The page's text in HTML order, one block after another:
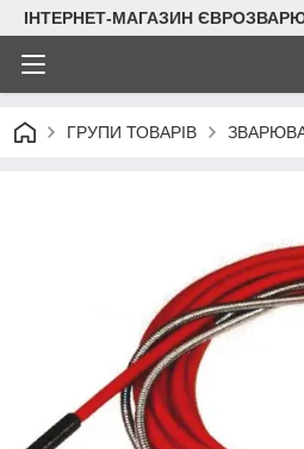
ІНТЕРНЕТ-МАГАЗИН
ГРУПИ ТОВАРІВ